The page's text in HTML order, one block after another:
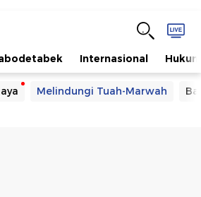
Internasional Hukum
Melindungi Tuah-Marwah